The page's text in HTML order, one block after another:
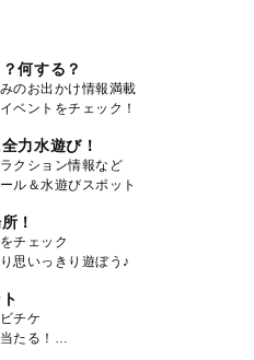
何する？
のお出かけ情報満載
ベントをチェック！
力水遊び！
クション情報など
ル＆水遊びスポット
！
チェック
思いっきり遊ぼう♪
チケ
たる！